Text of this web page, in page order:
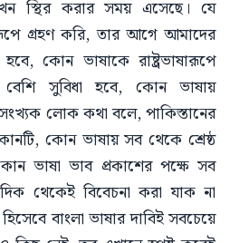
স্থির করার সময় এসেছে। যে
গ্রহণ করি, তার আগে আমাদের
কোন ভাষাকে রাষ্ট্রভাষারূপে
সুবিধা হবে, কোন ভাষায়
লোক কথা বলে, পাকিস্তানের
কোন ভাষায় সব থেকে শ্রেষ্ঠ
ভাষা ভাব প্রকাশের পক্ষে সব
থেকেই বিবেচনা করা যাক না
হিসেবে বাংলা ভাষার দাবিই সবচেয়ে